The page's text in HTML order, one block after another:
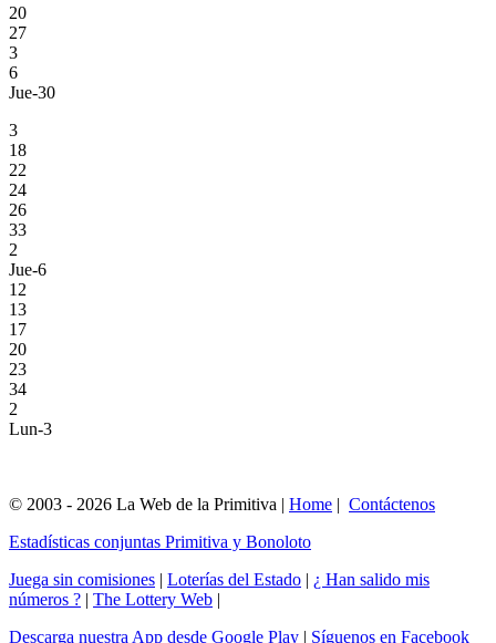
20
27
3
6
Jue-30
3
18
22
24
26
33
2
Jue-6
12
13
17
20
23
34
2
Lun-3
© 2003 - 2026 La Web de la Primitiva | Home | Contáctenos
Estadísticas conjuntas Primitiva y Bonoloto
Juega sin comisiones | Loterías del Estado | ¿ Han salido mis
números ? | The Lottery Web |
Descarga nuestra App desde Google Play | Síguenos en Facebook